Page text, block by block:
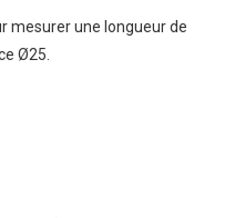
mesurer une longueur de
Ø25.